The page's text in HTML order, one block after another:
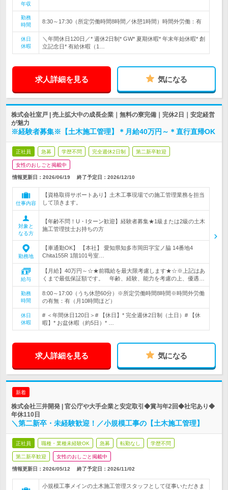
年収
勤務
時間
8:30～17:30（所定労働時間8時間／休憩1時間）時間外労働：有
休日
休暇
＼年間休日120日／* 週休2日制* GW* 夏期休暇* 年末年始休暇* 創
立記念日* 有給休暇（1…
求人詳細を見る 気になる
株式会社室戸 | 売上拡大中の成長企業｜無料の寮完備｜完休2日｜安定経営
が魅力
※経験者募集※【土木施工管理】＊月給40万円～＊直行直帰OK
正社員 急募 学歴不問 完全週休2日制 第二新卒歓迎
女性のおしごと掲載中
情報更新日：2026/06/19 終了予定日： 2026/12/10
仕事内容
【資格取得サポートあり】土木工事現場での施工管理業務を担当
して頂きます。
対象と
なる方
【年齢不問！U・Iターン歓迎】経験者募集★1級または2級の土木
施工管理技士お持ちの方
勤務地
【車通勤OK】 【本社】 愛知県知多市岡田字宝ノ脇 14番地4
Chita155R 1階101号室…
給与
【月給】40万円～☆★前職給を最大限考慮します★☆※上記はあ
くまで最低保証額です。 年齢、経験、能力を考慮の上、優遇…
勤務
時間
8:00～17:00（うち休憩60分）※所定労働時間8時間※時間外労働
の有無：有（月10時間ほど）
休日
休暇
# ＜年間休日120日＞# 【休日】* 完全週休2日制（土日）# 【休
暇】* お盆休暇（約5日）* …
求人詳細を見る 気になる
新着
株式会社三井開発 | 官公庁や大手企業と安定取引◆賞与年2回◆社宅あり◆
年休110日
＼第二新卒・未経験歓迎！／小規模工事の【土木施工管理】
正社員 職種・業種未経験OK 急募 転勤なし 学歴不問
第二新卒歓迎 女性のおしごと掲載中
情報更新日：2026/05/12 終了予定日： 2026/11/02
小規模工事メインの土木施工管理スタッフとして従事いただきま